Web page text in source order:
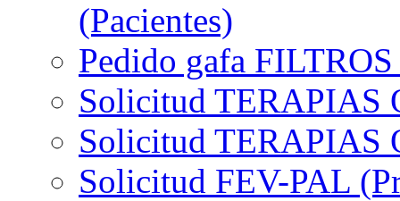
(Pacientes)
Pedido gafa
Solicitud TERAPIAS
Solicitud TERAPIAS
Solicitud FEV-PAL